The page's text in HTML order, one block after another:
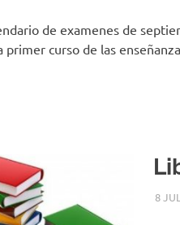
de examenes de
curso de las
8